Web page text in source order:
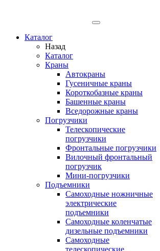
Каталог
Назад
Каталог
Краны
Автокраны
Гусеничные краны
Короткобазные краны
Башенные краны
Вcедорожные краны
Погрузчики
Телескопические
погрузчики
Фронтальные погрузчики
Вилочный фронтальный
погрузчик
Мини-погрузчики
Подъемники
Самоходные ножничные
электрические
подъемники
Самоходные коленчатые
дизельные подъемники
Самоходные
телескопические